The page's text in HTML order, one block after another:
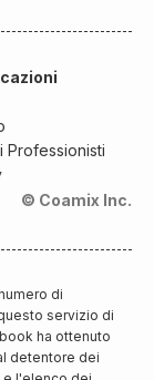
Professionisti
© Coamix Inc.
di
servizio di
ha ottenuto
detentore dei